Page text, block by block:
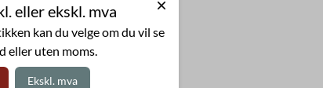
eller ekskl. mva
kan du velge om du vil se
eller uten moms.
Ekskl. mva